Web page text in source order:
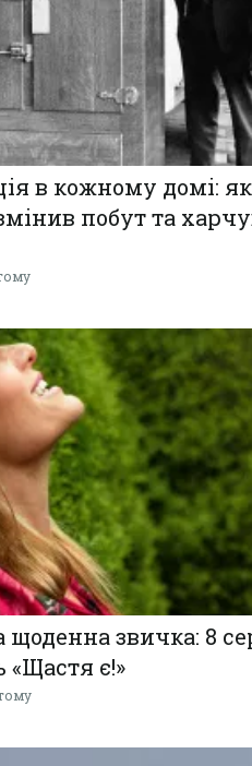
в кожному домі:
побут та
щоденна звичка: 8
«Щастя є!»